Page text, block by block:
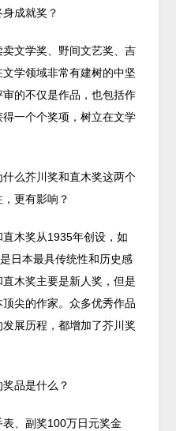
成就奖？
文学奖、野间文艺奖、吉
学领域非常有建树的中坚
的不仅是作品，也包括作
一个个奖项，树立在文学
么芥川奖和直木奖这两个
更有影响？
木奖从1935年创设，如
日本最具传统性和历史感
木奖主要是新人奖，但是
尖的作家。众多优秀作品
展历程，都增加了芥川奖
品是什么？
、副奖100万日元奖金